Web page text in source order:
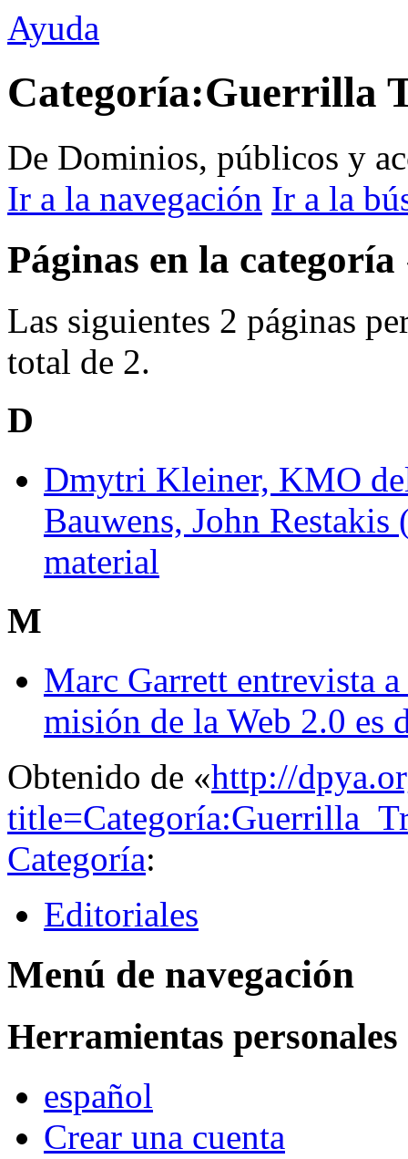
Ayuda
Categoría:Guerrilla
De Dominios, públicos y
Ir a la navegación Ir a la
Páginas en la
Las siguientes 2 páginas
total de 2.
D
Dmytri Kleiner, KMO
Bauwens, John
material
M
Marc Garrett entrevista
misión de la Web 2.0 es
Obtenido de «http://
Categoría:
Editoriales
Menú de navegación
Herramientas personales
español
Crear una cuenta